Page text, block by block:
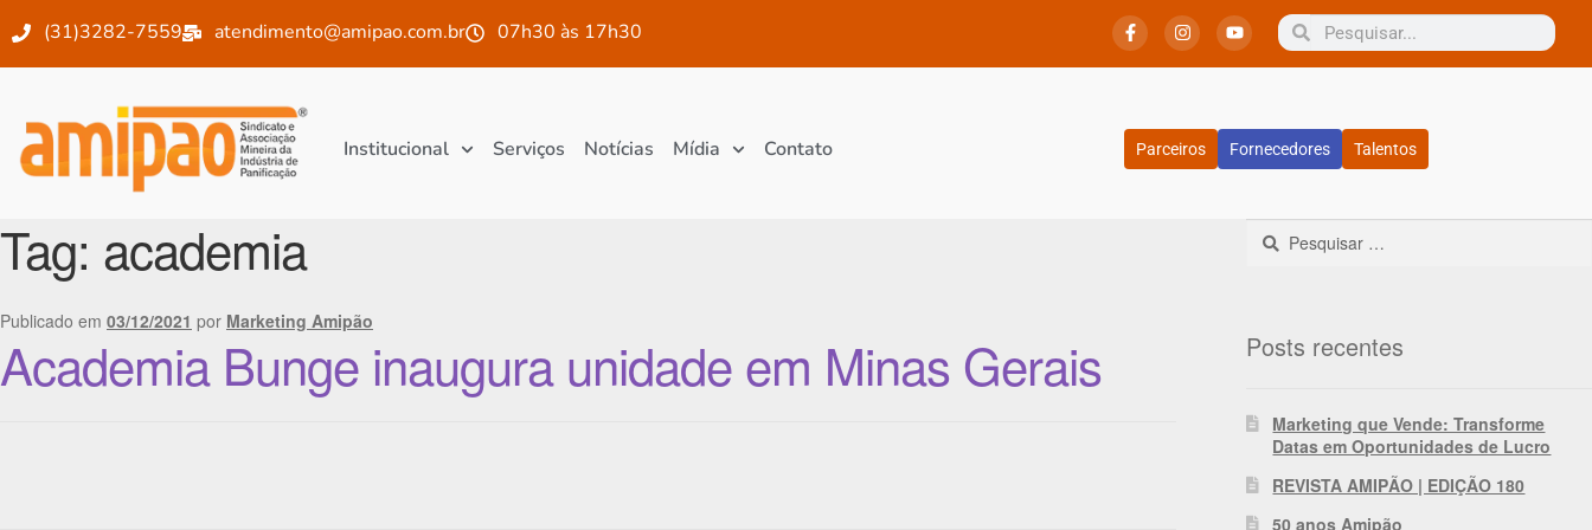
(31)3282-7559 atendimento@amipao.com.br 07h30 às 17h30
Institucional Serviços Notícias Mídia Contato Parceiros Fornecedores Talentos
Tag: academia
Publicado em 03/12/2021 por Marketing Amipão
Academia Bunge inaugura unidade em Minas Gerais Posts recentes
Marketing que Vende: Transforme
Datas em Oportunidades de Lucro
REVISTA AMIPÃO | EDIÇÃO 180
50 anos Amipão